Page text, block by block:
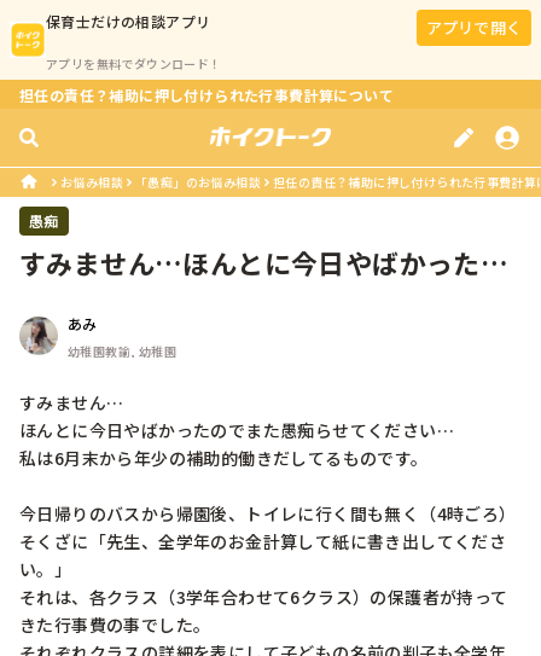
保育士だけの相談アプリ
アプリを無料でダウンロード！
アプリで開く
担任の責任？補助に押し付けられた行事費計算について
お悩み相談 「愚痴」のお悩み相談 担任の責任？補助に押し付けられた行事費計算
愚痴
すみません…ほんとに今日やばかったの
あみ
幼稚園教諭, 幼稚園
すみません…
ほんとに今日やばかったのでまた愚痴らせてください…
私は6月末から年少の補助的働きだしてるものです。
今日帰りのバスから帰園後、トイレに行く間も無く（4時ごろ）
そくざに「先生、全学年のお金計算して紙に書き出してくださ
い。」
それは、各クラス（3学年合わせて6クラス）の保護者が持って
きた行事費の事でした。